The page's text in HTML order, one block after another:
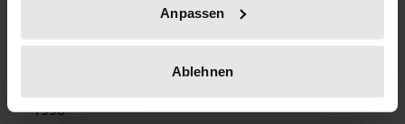
Anpassen
Ablehnen
Dec 28, 1998
1998